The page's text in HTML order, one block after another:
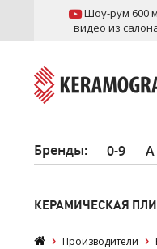
Шоу-рум 600
видео из
Бренды: 0-9 A
КЕРАМИЧЕСКАЯ
Производители